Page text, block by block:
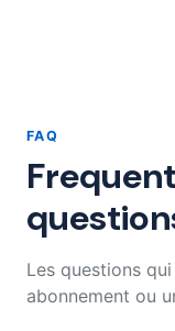
FAQ
Les questions
abonnement ou